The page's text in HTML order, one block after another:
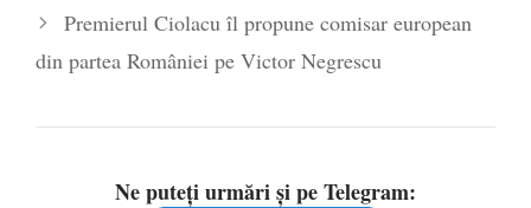
Premierul Ciolacu îl propune comisar european
din partea României pe Victor Negrescu
Ne puteți urmări și pe Telegram: